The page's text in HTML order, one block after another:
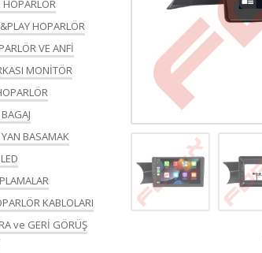
HOPARLÖR
HOPARLÖR
VE ANFİ
MONİTÖR
YAN BASAMAK
KABLOLARI
ve GERİ GÖRÜŞ